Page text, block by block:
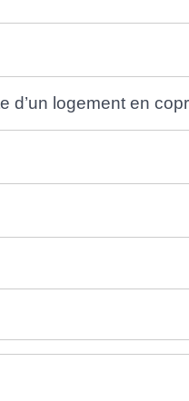
d’un logement en